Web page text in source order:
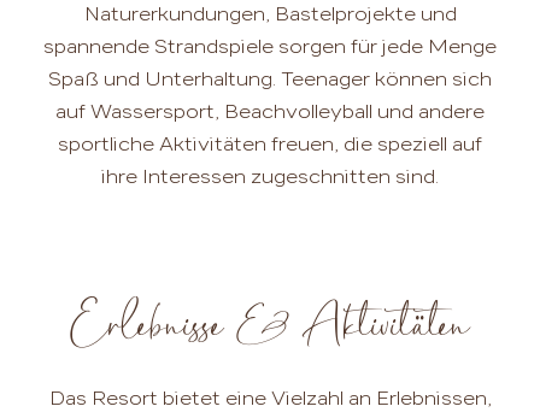
Naturerkundungen, Bastelprojekte und
spannende Strandspiele sorgen für jede Menge
Spaß und Unterhaltung. Teenager können sich
auf Wassersport, Beachvolleyball und andere
sportliche Aktivitäten freuen, die speziell auf
ihre Interessen zugeschnitten sind.
Erlebnisse & Aktivitäten
Das Resort bietet eine Vielzahl an Erlebnissen,